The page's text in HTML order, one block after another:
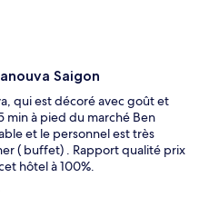
Saigon
qui est décoré avec goût et
min à pied du marché Ben
et le personnel est très
( buffet) . Rapport qualité prix
hôtel à 100%.